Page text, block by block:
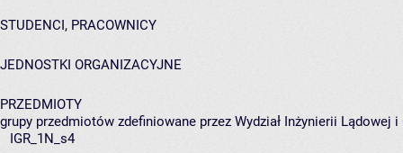
STUDENCI, PRACOWNICY
JEDNOSTKI ORGANIZACYJNE
PRZEDMIOTY
grupy przedmiotów zdefiniowane przez Wydział Inżynierii Lądowej
IGR_1N_s4